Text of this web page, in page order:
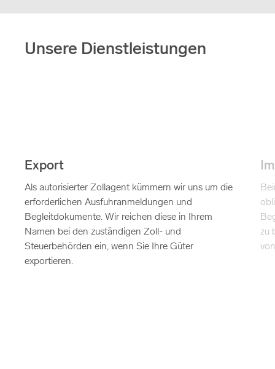
Unsere Dienstleistungen
Export
Als autorisierter Zollagent kümmern wir uns um die
erforderlichen Ausfuhranmeldungen und
Begleitdokumente. Wir reichen diese in Ihrem
Namen bei den zuständigen Zoll- und
Steuerbehörden ein, wenn Sie Ihre Güter
exportieren.
zu